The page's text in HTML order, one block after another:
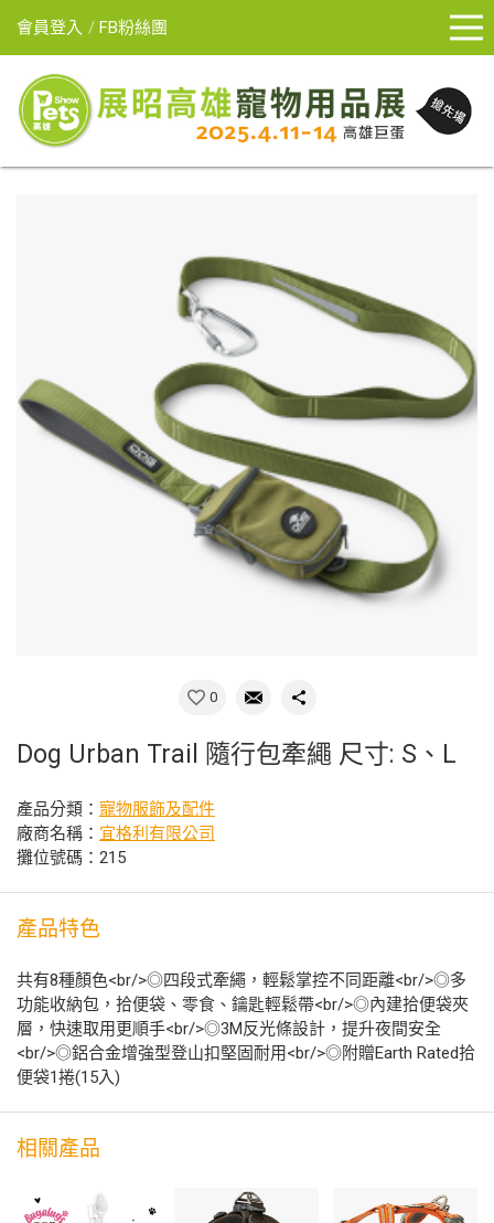
會員登入 FB粉絲團
0
Dog Urban Trail 隨行包牽繩 尺寸: S、L
產品分類： 寵物服飾及配件
廠商名稱： 宜格利有限公司
攤位號碼：215
產品特色
共有8種顏色<br/>◎四段式牽繩，輕鬆掌控不同距離<br/>◎多
功能收納包，拾便袋、零食、鑰匙輕鬆帶<br/>◎內建拾便袋夾
層，快速取用更順手<br/>◎3M反光條設計，提升夜間安全
<br/>◎鋁合金增強型登山扣堅固耐用<br/>◎附贈Earth Rated拾
便袋1捲(15入)
相關產品